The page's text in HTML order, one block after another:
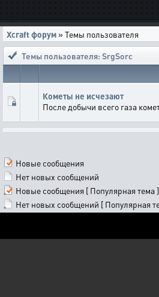
Xcraft форум » Темы пользователя
Темы пользователя: SrgSorc
Кометы не исчезают
После добычи всего газа
Новые сообщения
Нет новых сообщений
Новые сообщения [ Популярная тема ]
Нет новых сообщений [ Популярная